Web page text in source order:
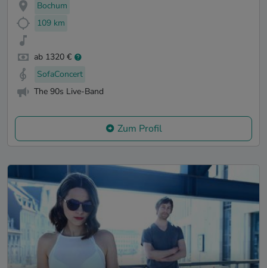
Bochum
109 km
ab 1320 €
SofaConcert
The 90s Live-Band
Zum Profil